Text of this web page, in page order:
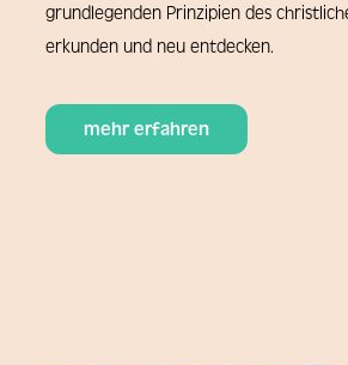
grundlegenden Prinzipien des
erkunden und neu entdecken.
mehr erfahren